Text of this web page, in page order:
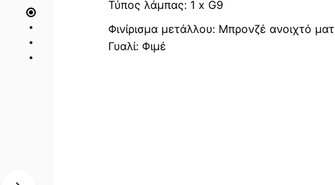
Τύπος λάμπας: 1 x G9
Φινίρισμα μετάλλου: Μπρονζέ ανοιχτό ματ
Γυαλί: Φιμέ